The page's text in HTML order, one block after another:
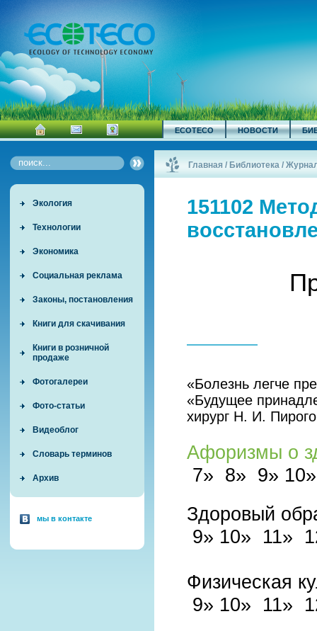
ECOTECO НОВОСТИ
Экология
Технологии
Экономика
Социальная реклама
Законы, постановления
Книги для скачивания
Книги в розничной
продаже
Фотогалереи
Фото-статьи
Видеоблог
Словарь терминов
Архив
мы в контакте
Главная / Библиотека /
151102
«Болезнь легче
«Будущее
хирург Н. И.
Афоризмы о
7» 8» 9»
Здоровый
9» 10» 11»
Физическая
9» 10» 11»